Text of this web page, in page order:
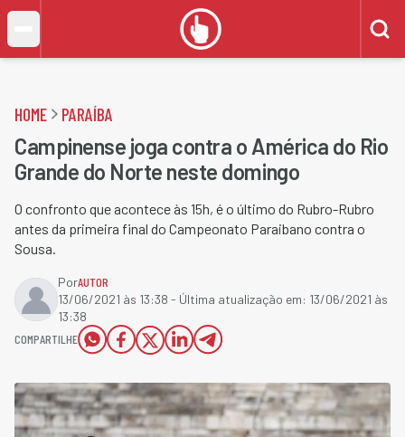
HOME PARAÍBA
Campinense joga contra o América do Rio
Grande do Norte neste domingo
O confronto que acontece às 15h, é o último do Rubro-Rubro
antes da primeira final do Campeonato Paraibano contra o
Sousa.
PorAUTOR
13/06/2021 às 13:38 - Última atualização em: 13/06/2021 às
13:38
COMPARTILHE